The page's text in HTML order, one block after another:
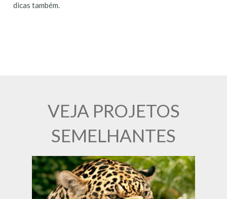
dicas também.
VEJA PROJETOS
SEMELHANTES